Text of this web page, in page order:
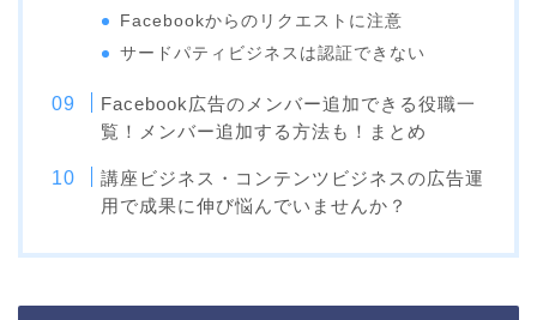
Facebookからのリクエストに注意
サードパティビジネスは認証できない
Facebook広告のメンバー追加できる役職一
覧！メンバー追加する方法も！まとめ
講座ビジネス・コンテンツビジネスの広告運
用で成果に伸び悩んでいませんか？